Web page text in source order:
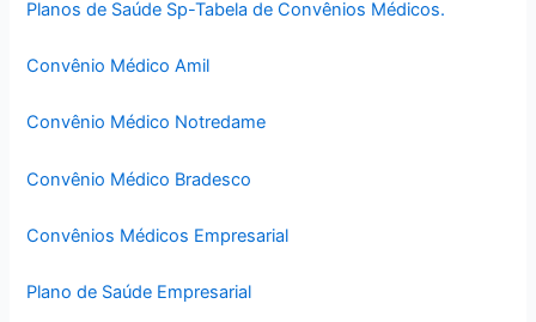
Planos de Saúde Sp-Tabela de Convênios Médicos.
Convênio Médico Amil
Convênio Médico Notredame
Convênio Médico Bradesco
Convênios Médicos Empresarial
Plano de Saúde Empresarial